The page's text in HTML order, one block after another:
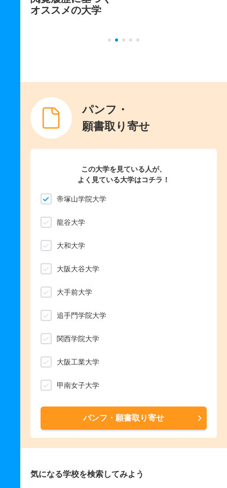
オススメの大学
パンフ・
願書取り寄せ
この大学を見ている人が、
よく見ている大学はコチラ！
帝塚山学院大学
龍谷大学
大和大学
大阪大谷大学
大手前大学
追手門学院大学
関西学院大学
大阪工業大学
甲南女子大学
パンフ・願書取り寄せ
気になる学校を検索してみよう